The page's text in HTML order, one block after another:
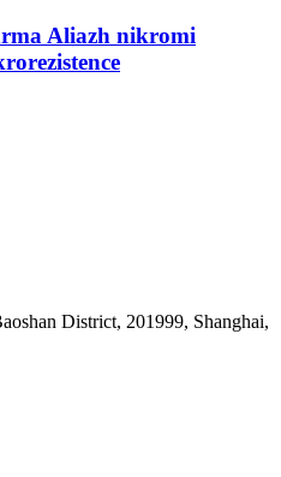
Aliazh nikromi
District, 201999, Shanghai,